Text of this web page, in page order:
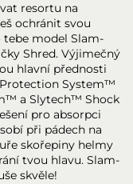
resortu na
ochránit svou
model Slam-
Shred. Výjimečný
hlavní přednosti
System™
a Slytech™ Shock
pro absorpci
při pádech na
skořepiny helmy
tvou hlavu. Slam-
skvěle!